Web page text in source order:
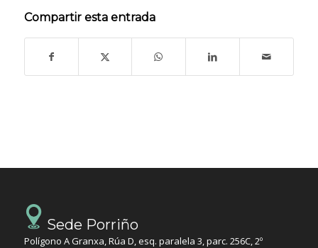
Compartir esta entrada
Sede Porriño
Polígono A Granxa, Rúa D, esq. paralela 3, parc. 256C, 2º